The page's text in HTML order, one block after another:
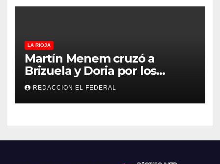
LA RIOJA
Martín Menem cruzó a
Brizuela y Doria por los
incendios en Guanchín:
“Miente descaradamente”
REDACCION EL FEDERAL